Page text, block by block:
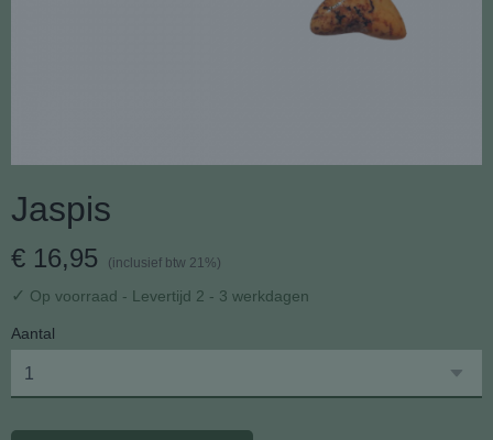
Jaspis
€ 16,95 (inclusief btw 21%)
✓ Op voorraad - Levertijd 2 - 3 werkdagen
Aantal